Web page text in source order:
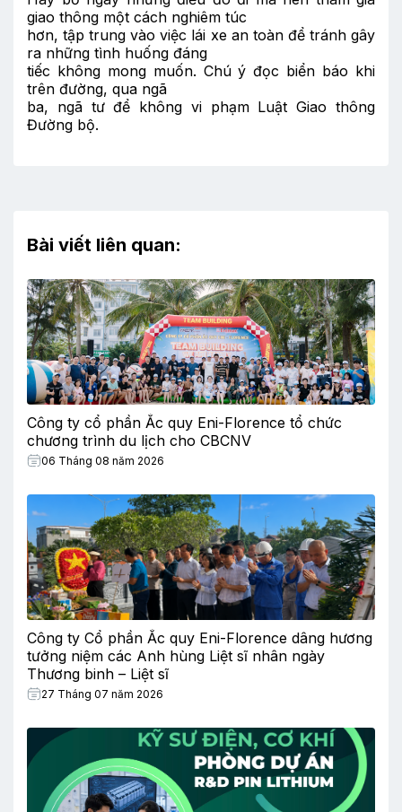
giao thông một cách nghiêm túc
hơn, tập trung vào việc lái xe an toàn để tránh gây
ra những tình huống đáng
tiếc không mong muốn. Chú ý đọc biển báo khi
trên đường, qua ngã
ba, ngã tư để không vi phạm Luật Giao thông
Đường bộ.
Bài viết liên quan:
Công ty cổ phần Ắc quy Eni-Florence tổ chức
chương trình du lịch cho CBCNV
06 Tháng 08 năm 2026
Công ty Cổ phần Ắc quy Eni-Florence dâng hương
tưởng niệm các Anh hùng Liệt sĩ nhân ngày
Thương binh – Liệt sĩ
27 Tháng 07 năm 2026